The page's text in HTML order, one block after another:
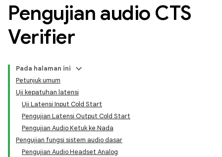
Pengujian audio CTS
Verifier
Pada halaman ini
Petunjuk umum
Uji kepatuhan latensi
Uji Latensi Input Cold Start
Pengujian Latensi Output Cold Start
Pengujian Audio Ketuk ke Nada
Pengujian fungsi sistem audio dasar
Pengujian Audio Headset Analog